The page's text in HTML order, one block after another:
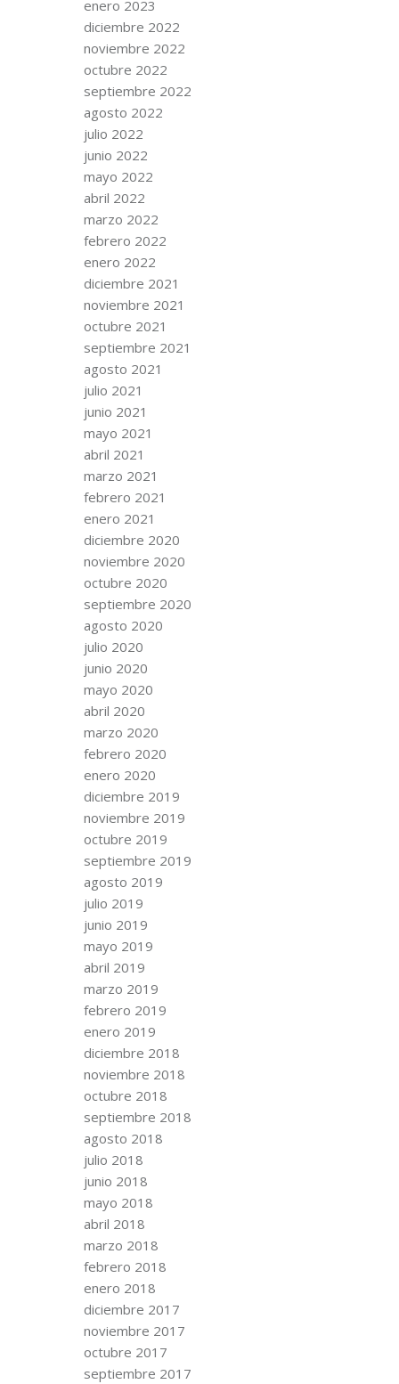
enero 2023
diciembre 2022
noviembre 2022
octubre 2022
septiembre 2022
agosto 2022
julio 2022
junio 2022
mayo 2022
abril 2022
marzo 2022
febrero 2022
enero 2022
diciembre 2021
noviembre 2021
octubre 2021
septiembre 2021
agosto 2021
julio 2021
junio 2021
mayo 2021
abril 2021
marzo 2021
febrero 2021
enero 2021
diciembre 2020
noviembre 2020
octubre 2020
septiembre 2020
agosto 2020
julio 2020
junio 2020
mayo 2020
abril 2020
marzo 2020
febrero 2020
enero 2020
diciembre 2019
noviembre 2019
octubre 2019
septiembre 2019
agosto 2019
julio 2019
junio 2019
mayo 2019
abril 2019
marzo 2019
febrero 2019
enero 2019
diciembre 2018
noviembre 2018
octubre 2018
septiembre 2018
agosto 2018
julio 2018
junio 2018
mayo 2018
abril 2018
marzo 2018
febrero 2018
enero 2018
diciembre 2017
noviembre 2017
octubre 2017
septiembre 2017